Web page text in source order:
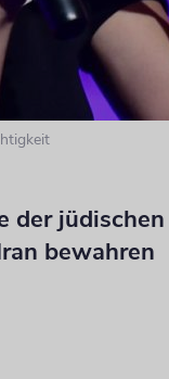
der
bewahren